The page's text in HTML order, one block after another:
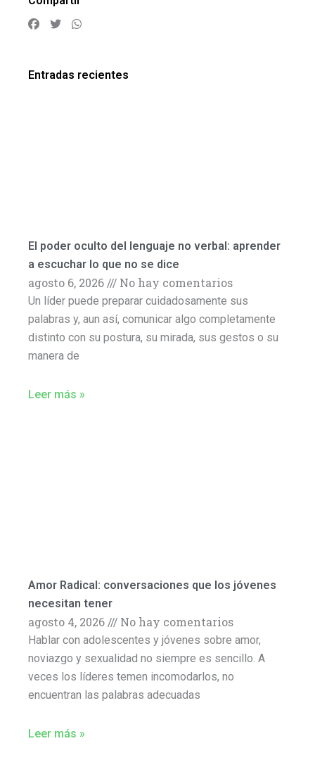
Entradas recientes
El poder oculto del lenguaje no verbal: aprender
a escuchar lo que no se dice
agosto 6, 2026 No hay comentarios
Un líder puede preparar cuidadosamente sus
palabras y, aun así, comunicar algo completamente
distinto con su postura, su mirada, sus gestos o su
manera de
Leer más »
Amor Radical: conversaciones que los jóvenes
necesitan tener
agosto 4, 2026 No hay comentarios
Hablar con adolescentes y jóvenes sobre amor,
noviazgo y sexualidad no siempre es sencillo. A
veces los líderes temen incomodarlos, no
encuentran las palabras adecuadas
Leer más »